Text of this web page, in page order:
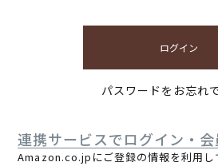
ログイン
パスワードをお忘れ
連携サービスでログイン・
Amazon.co.jpにご登録の情報を利用し